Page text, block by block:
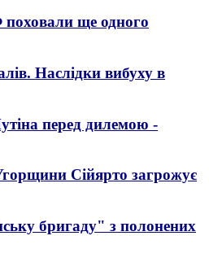
ще одного
Наслідки вибуху в
перед дилемою -
Сійярто загрожує
бригаду" з полонених